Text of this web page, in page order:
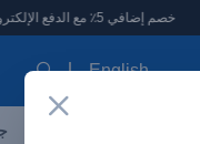
في الإمارات
خصم إضافي 5٪ مع الدفع الإلكتروني
English